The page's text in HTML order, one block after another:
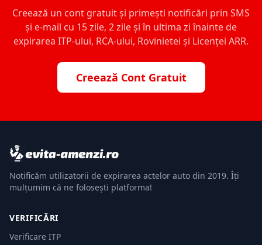
Creează un cont gratuit și primești notificări prin SMS
și e-mail cu 15 zile, 2 zile și în ultima zi înainte de
expirarea ITP-ului, RCA-ului, Rovinietei și Licenței ARR.
Creează Cont Gratuit
Notificăm utilizatorii de expirarea actelor auto din 2019. Îți
mulțumim că ne folosești platforma!
VERIFICĂRI
Verificare ITP